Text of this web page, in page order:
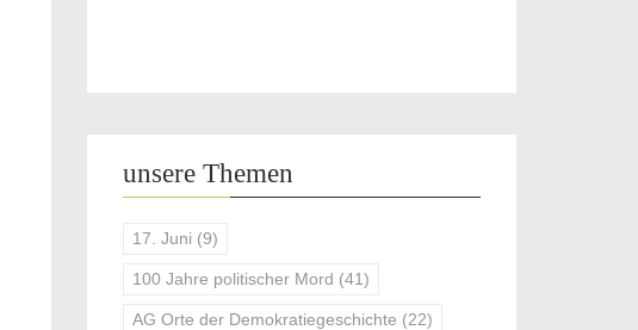
unsere Themen
17. Juni (9)
100 Jahre politischer Mord (41)
AG Orte der Demokratiegeschichte (22)